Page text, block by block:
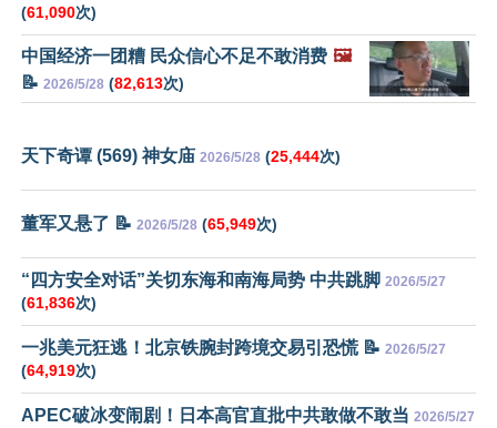
(61,090次)
中国经济一团糟 民众信心不足不敢消费 🖼️
📝 2026/5/28 (82,613次)
天下奇谭 (569) 神女庙 2026/5/28 (25,444次)
董军又悬了 📝 2026/5/28 (65,949次)
“四方安全对话”关切东海和南海局势 中共跳脚 2026/5/27
(61,836次)
一兆美元狂逃！北京铁腕封跨境交易引恐慌 📝 2026/5/27
(64,919次)
APEC破冰变闹剧！日本高官直批中共敢做不敢当 2026/5/27